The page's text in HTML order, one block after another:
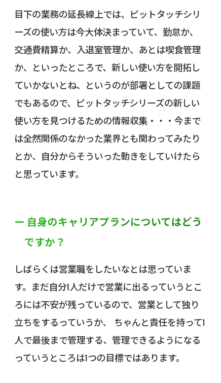
目下の業務の延長線上では、ピットタッチシリ
ーズの使い方は今大体決まっていて、勤怠か、
交通費精算か、入退室管理か、あとは喫食管理
か、といったところで、新しい使い方を開拓し
ていかないとね、というのが部署としての課題
でもあるので、ピットタッチシリーズの新しい
使い方を見つけるための情報収集・・・今まで
は全然関係のなかった業界とも関わってみたり
とか、自分からそういった動きをしていけたら
と思っています。
ー 自身のキャリアプランについてはどう
ですか？
しばらくは営業職をしたいなとは思っていま
す。まだ自分1人だけで営業に出るっていうとこ
ろには不安が残っているので、営業として独り
立ちをするっていうか、 ちゃんと責任を持って1
人で最後まで管理する、管理できるようになる
っていうところは1つの目標ではあります。